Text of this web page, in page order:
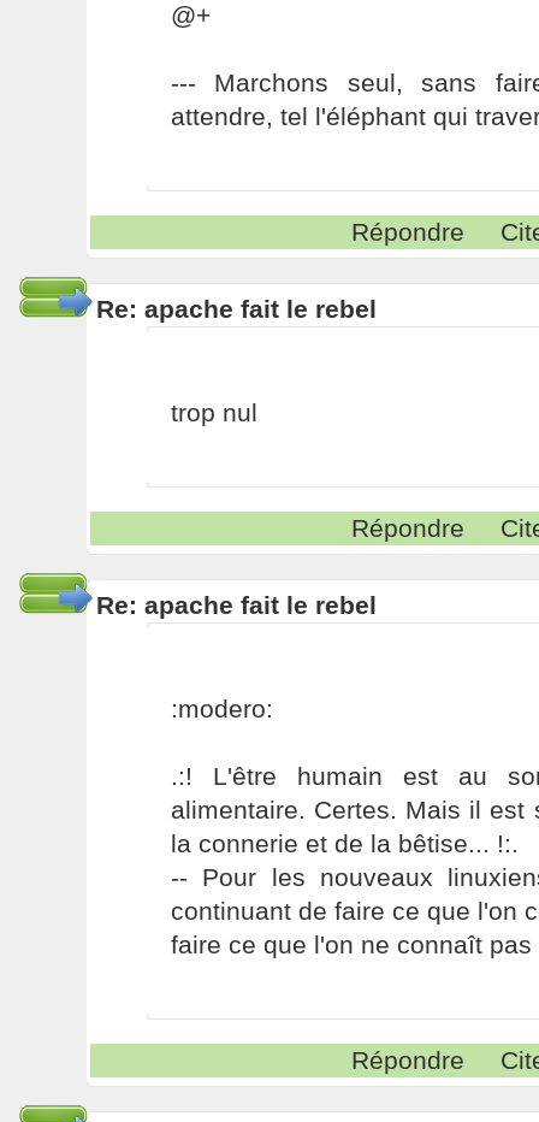
@+
--- Marchons seul, sans
attendre, tel l'éléphant qui
Répondre
Re: apache fait le rebel
trop nul
Répondre
Re: apache fait le rebel
:modero:
.:! L'être humain est au
alimentaire. Certes. Mais il est
la connerie et de la bêtise... !:.
-- Pour les nouveaux
continuant de faire ce que l'on
faire ce que l'on ne connaît pas
Répondre